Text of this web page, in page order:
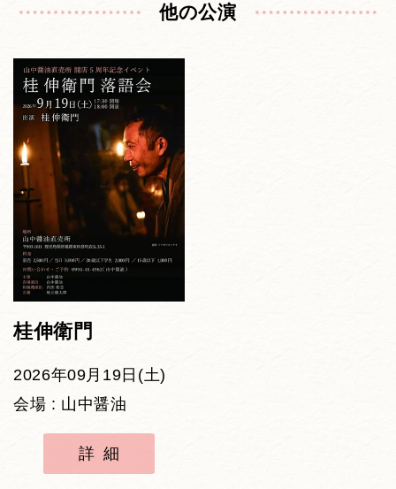
他の公演
桂伸衛門
2026年09月19日(土)
会場 : 山中醤油
詳細